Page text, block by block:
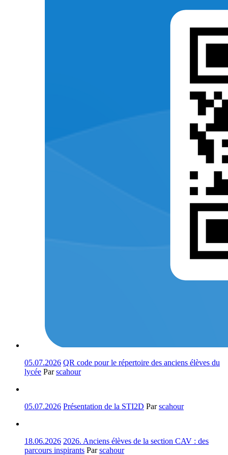
05.07.2026 QR code pour le répertoire des anciens élèves du
lycée Parscahour
05.07.2026 Présentation de la STI2D Parscahour
18.06.2026 2026. Anciens élèves de la section CAV : des
parcours inspirants Parscahour